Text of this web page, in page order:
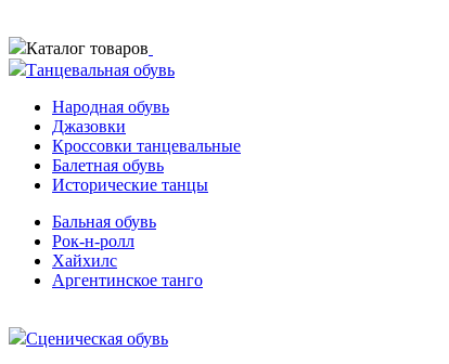
Каталог товаров
Танцевальная обувь
Народная обувь
Джазовки
Кроссовки танцевальные
Балетная обувь
Исторические танцы
Бальная обувь
Рок-н-ролл
Хайхилс
Аргентинское танго
Сценическая обувь